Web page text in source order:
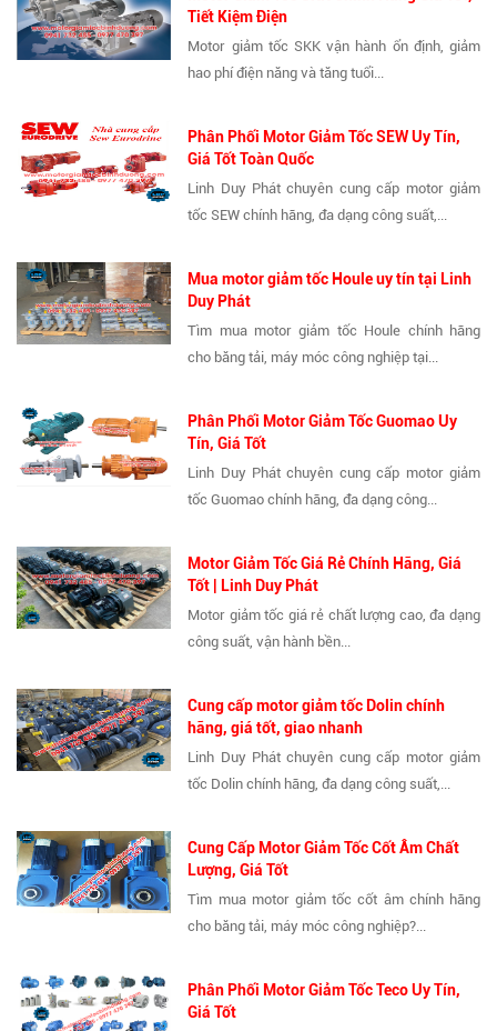
Tiết Kiệm Điện
Motor giảm tốc SKK vận hành ổn định, giảm
hao phí điện năng và tăng tuổi...
Phân Phối Motor Giảm Tốc SEW Uy Tín,
Giá Tốt Toàn Quốc
Linh Duy Phát chuyên cung cấp motor giảm
tốc SEW chính hãng, đa dạng công suất,...
Mua motor giảm tốc Houle uy tín tại Linh
Duy Phát
Tìm mua motor giảm tốc Houle chính hãng
cho băng tải, máy móc công nghiệp tại...
Phân Phối Motor Giảm Tốc Guomao Uy
Tín, Giá Tốt
Linh Duy Phát chuyên cung cấp motor giảm
tốc Guomao chính hãng, đa dạng công...
Motor Giảm Tốc Giá Rẻ Chính Hãng, Giá
Tốt | Linh Duy Phát
Motor giảm tốc giá rẻ chất lượng cao, đa dạng
công suất, vận hành bền...
Cung cấp motor giảm tốc Dolin chính
hãng, giá tốt, giao nhanh
Linh Duy Phát chuyên cung cấp motor giảm
tốc Dolin chính hãng, đa dạng công suất,...
Cung Cấp Motor Giảm Tốc Cốt Âm Chất
Lượng, Giá Tốt
Tìm mua motor giảm tốc cốt âm chính hãng
cho băng tải, máy móc công nghiệp?...
Phân Phối Motor Giảm Tốc Teco Uy Tín,
Giá Tốt